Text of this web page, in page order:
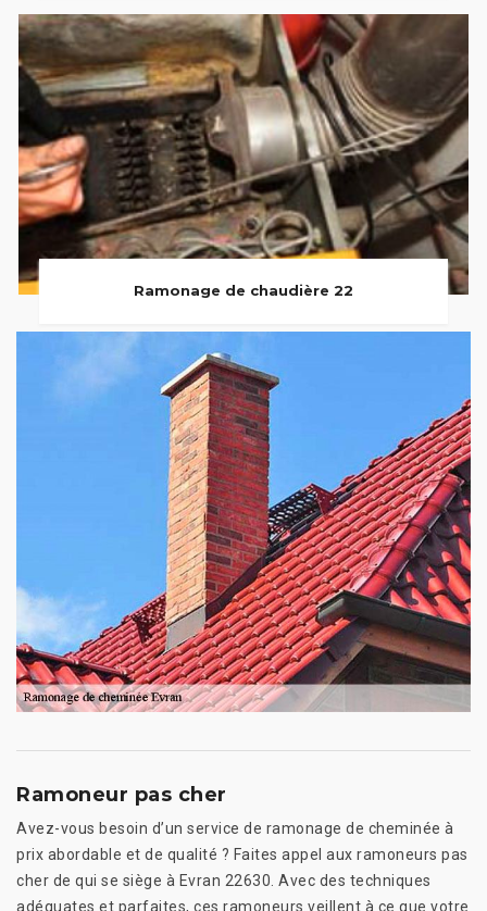
Ramonage de chaudière 22
Ramoneur pas cher
Avez-vous besoin d’un service de ramonage de cheminée à
prix abordable et de qualité ? Faites appel aux ramoneurs pas
cher de qui se siège à Evran 22630. Avec des techniques
adéquates et parfaites, ces ramoneurs veillent à ce que votre